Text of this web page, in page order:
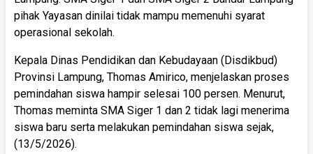
pihak Yayasan dinilai tidak mampu memenuhi syarat
operasional sekolah.
Kepala Dinas Pendidikan dan Kebudayaan (Disdikbud)
Provinsi Lampung, Thomas Amirico, menjelaskan proses
pemindahan siswa hampir selesai 100 persen. Menurut,
Thomas meminta SMA Siger 1 dan 2 tidak lagi menerima
siswa baru serta melakukan pemindahan siswa sejak,
(13/5/2026).